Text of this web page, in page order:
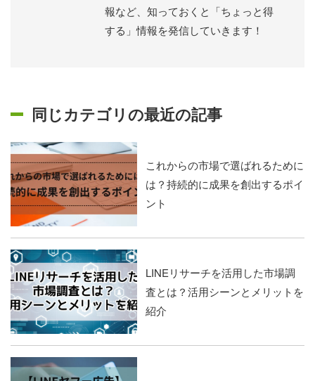
報など、知っておくと「ちょっと得
する」情報を発信していきます！
同じカテゴリの最近の記事
これからの市場で選ばれるために
は？持続的に成果を創出するポイ
ント
LINEリサーチを活用した市場調
査とは？活用シーンとメリットを
紹介